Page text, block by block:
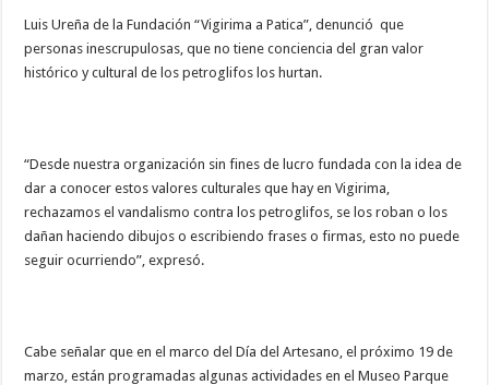
Luis Ureña de la Fundación “Vigirima a Patica”, denunció que
personas inescrupulosas, que no tiene conciencia del gran valor
histórico y cultural de los petroglifos los hurtan.
“Desde nuestra organización sin fines de lucro fundada con la idea de
dar a conocer estos valores culturales que hay en Vigirima,
rechazamos el vandalismo contra los petroglifos, se los roban o los
dañan haciendo dibujos o escribiendo frases o firmas, esto no puede
seguir ocurriendo”, expresó.
Cabe señalar que en el marco del Día del Artesano, el próximo 19 de
marzo, están programadas algunas actividades en el Museo Parque